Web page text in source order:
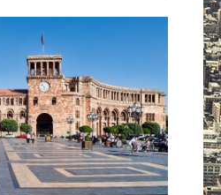
İdman
Layihə
Gündəm